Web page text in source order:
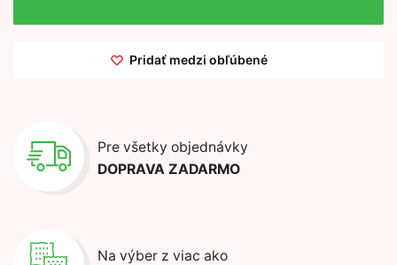
Pridať medzi obľúbené
Pre všetky objednávky
DOPRAVA ZADARMO
Na výber z viac ako